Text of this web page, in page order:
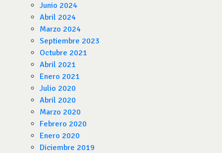
Junio 2024
Abril 2024
Marzo 2024
Septiembre 2023
Octubre 2021
Abril 2021
Enero 2021
Julio 2020
Abril 2020
Marzo 2020
Febrero 2020
Enero 2020
Diciembre 2019